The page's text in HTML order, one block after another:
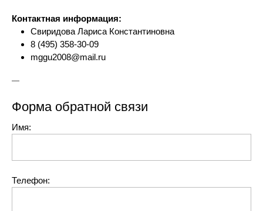
Контактная информация:
Свиридова Лариса Константиновна
8 (495) 358-30-09
mggu2008@mail.ru
—
Форма обратной связи
Имя:
Телефон: